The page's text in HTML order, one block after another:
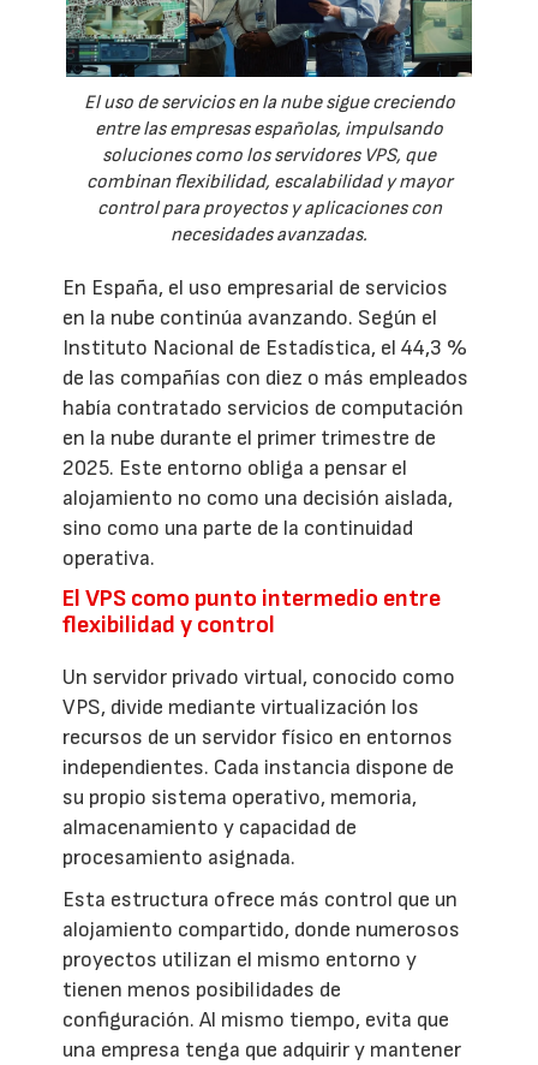
El uso de servicios en la nube sigue creciendo
entre las empresas españolas, impulsando
soluciones como los servidores VPS, que
combinan flexibilidad, escalabilidad y mayor
control para proyectos y aplicaciones con
necesidades avanzadas.
En España, el uso empresarial de servicios
en la nube continúa avanzando. Según el
Instituto Nacional de Estadística, el 44,3 %
de las compañías con diez o más empleados
había contratado servicios de computación
en la nube durante el primer trimestre de
2025. Este entorno obliga a pensar el
alojamiento no como una decisión aislada,
sino como una parte de la continuidad
operativa.
El VPS como punto intermedio entre
flexibilidad y control
Un servidor privado virtual, conocido como
VPS, divide mediante virtualización los
recursos de un servidor físico en entornos
independientes. Cada instancia dispone de
su propio sistema operativo, memoria,
almacenamiento y capacidad de
procesamiento asignada.
Esta estructura ofrece más control que un
alojamiento compartido, donde numerosos
proyectos utilizan el mismo entorno y
tienen menos posibilidades de
configuración. Al mismo tiempo, evita que
una empresa tenga que adquirir y mantener